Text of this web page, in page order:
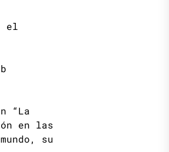
el
“La
en las
su